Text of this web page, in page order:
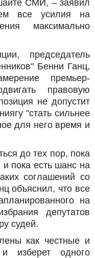
СМИ, – заявил
все усилия на
максимально
председатель
Бенни Ганц,
премьер-
правовую
не допустит
"стать сильнее
для него время и
до тех пор, пока
и пока есть шанс на
соглашений со
объяснил, что все
на
депутатов
судей.
как честные и
изберет одного